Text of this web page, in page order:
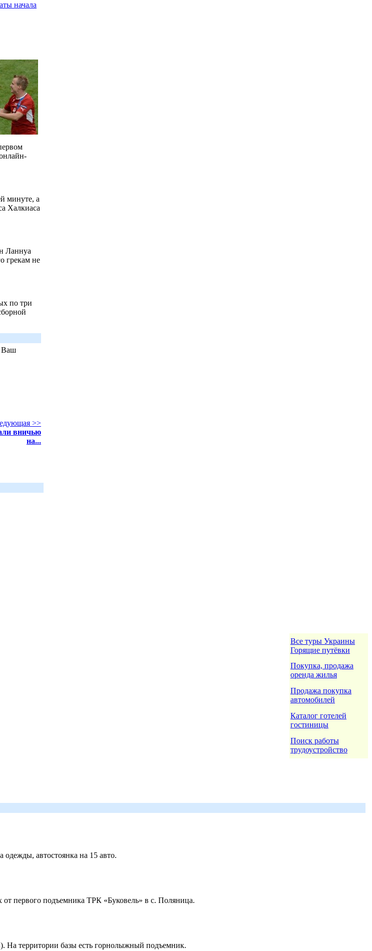
начала
минуте, а
Халкиаса
Ланнуа
грекам не
по три
Ваш
>>
вничью
на...
Все туры Украины
Горящие путёвки
Покупка, продажа
оренда жилья
Продажа покупка
автомобилей
Каталог готелей
гостиницы
Поиск работы
трудоустройство
автостоянка на 15 авто.
первого подъемника ТРК «Буковель» в с. Поляница.
На территории базы есть горнолыжный подъемник.